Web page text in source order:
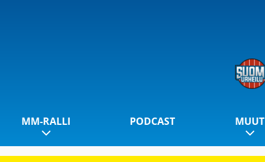
MM-RALLI PODCAST MUUT